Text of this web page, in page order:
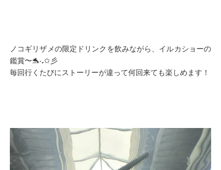
ノコギリザメの限定ドリンクを飲みながら、イルカショーの
鑑賞〜🐬‧₊✩彡
毎回行くたびにストーリーが違って何回来ても楽しめます！